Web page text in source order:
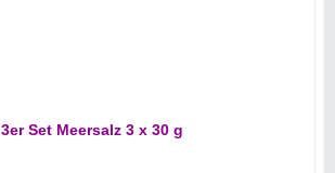
3er Set Meersalz 3 x 30 g